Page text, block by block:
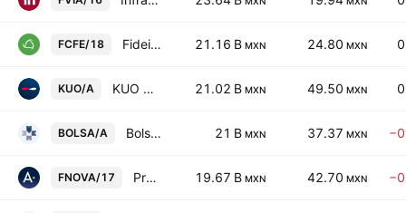
FCFE/18 Fideicomiso Irrevocable Numero 188156 21.16 B MXN 24.80 MXN
KUO/A KUO SAB de CV Class A 21.02 B MXN 49.50 MXN
BOLSA/A Bolsa Mexicana de Valores SAB de CV Class A 21 B MXN 37.37 MXN
FNOVA/17 Proyectos Inmobiliarios Carne Mart SA de CV 19.67 B MXN 42.70 MXN